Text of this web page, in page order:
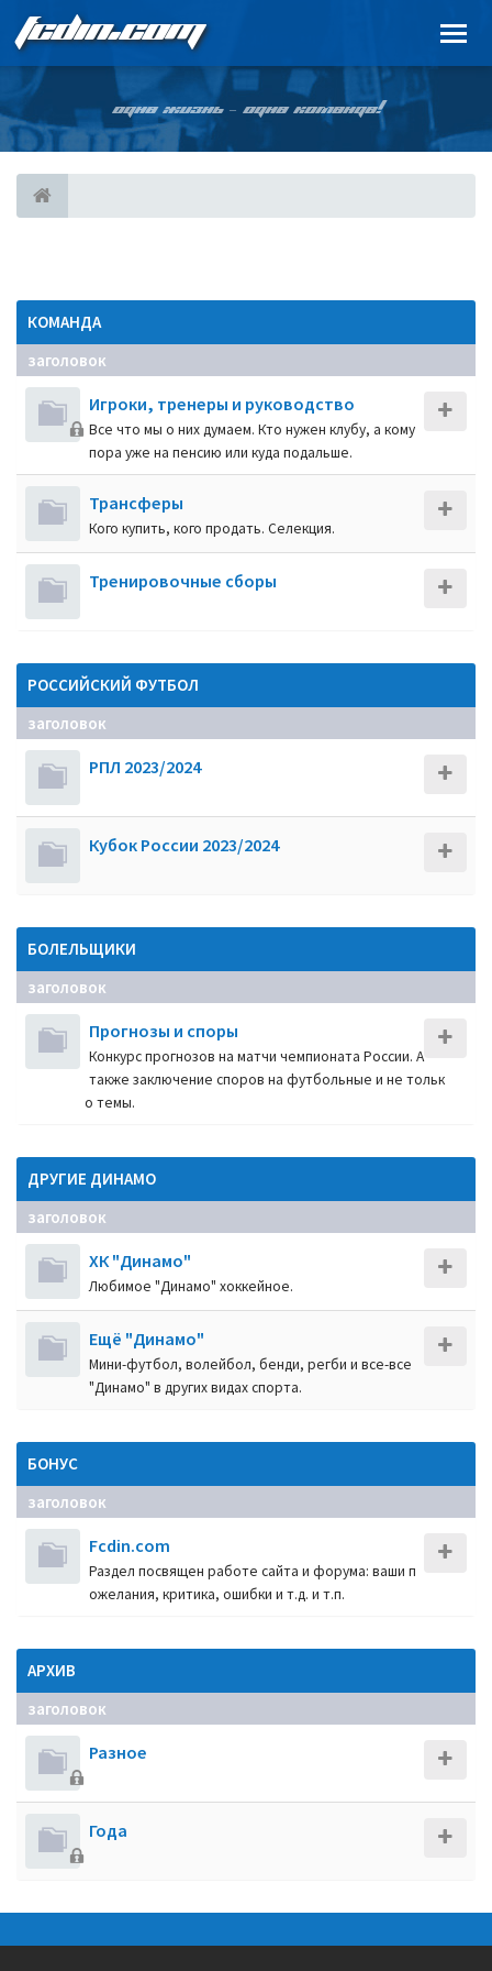
FCDIN.COM
ОДНА ЖИЗНЬ – ОДНА КОМАНДА!
КОМАНДА
заголовок
Игроки, тренеры и руководство
Все что мы о них думаем. Кто нужен клубу, а кому
пора уже на пенсию или куда подальше.
Трансферы
Кого купить, кого продать. Селекция.
Тренировочные сборы
РОССИЙСКИЙ ФУТБОЛ
заголовок
РПЛ 2023/2024
Кубок России 2023/2024
БОЛЕЛЬЩИКИ
заголовок
Прогнозы и споры
Конкурс прогнозов на матчи чемпионата России. А
также заключение споров на футбольные и не тольк
о темы.
ДРУГИЕ ДИНАМО
заголовок
ХК "Динамо"
Любимое "Динамо" хоккейное.
Ещё "Динамо"
Мини-футбол, волейбол, бенди, регби и все-все
"Динамо" в других видах спорта.
БОНУС
заголовок
Fcdin.com
Раздел посвящен работе сайта и форума: ваши п
ожелания, критика, ошибки и т.д. и т.п.
АРХИВ
заголовок
Разное
Года